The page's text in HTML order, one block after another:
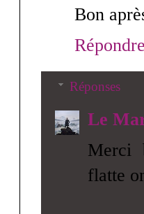
Bon
Réponses
Le
Merci
flatte